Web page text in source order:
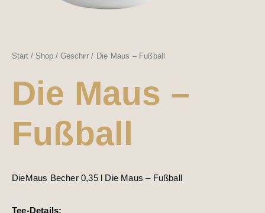
Start/ Shop/Geschirr / Die Maus – Fußball
Die Maus –
Fußball
DieMaus Becher 0,35 l Die Maus – Fußball
Tee-Details: